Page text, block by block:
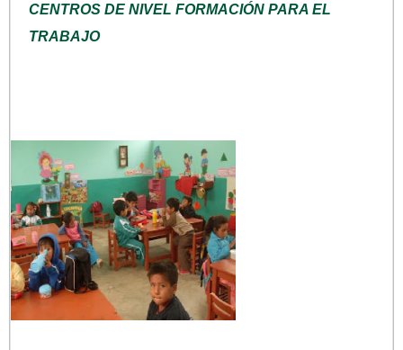
CENTROS DE NIVEL FORMACIÓN PARA EL
TRABAJO